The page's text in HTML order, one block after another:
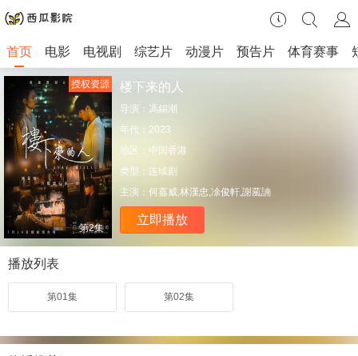
首页 电影 电视剧 综艺片 动漫片 预告片 体育赛事
第2集
授权资源 楼下来的人
导演： 馮錫潮
年代： 2023
地区： 中国香港
类型： 连续剧
主演： 何嘉威,林漢忠,凃俊軒,謝葻諵
立即播放
播放列表
第01集 第02集